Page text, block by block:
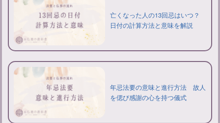
亡くなった人の13回忌はいつ？
日付の計算方法と意味を解説
年忌法要の意味と進行方法 故人
を偲び感謝の心を持つ儀式